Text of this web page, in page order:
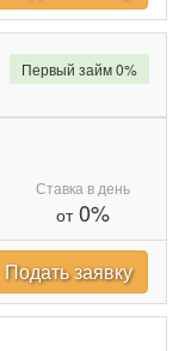
Ставка в день
от0%
Первый займ 0%
Подать заявку